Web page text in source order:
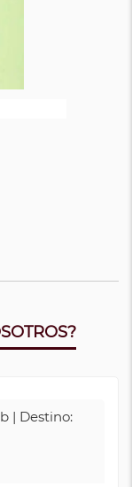
| Destino: